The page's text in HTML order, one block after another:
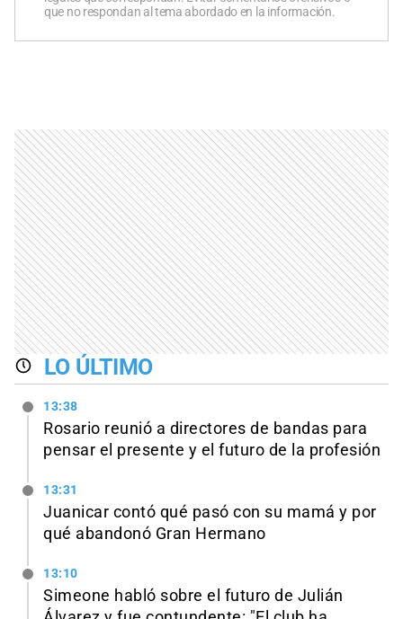
que no respondan al tema abordado en la información.
LO ÚLTIMO
13:38
Rosario reunió a directores de bandas para
pensar el presente y el futuro de la profesión
13:31
Juanicar contó qué pasó con su mamá y por
qué abandonó Gran Hermano
13:10
Simeone habló sobre el futuro de Julián